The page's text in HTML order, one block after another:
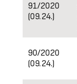
91/2020
(09.24.)
90/2020
(09.24.)